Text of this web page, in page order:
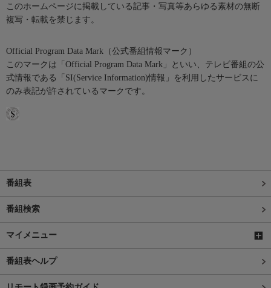
このホームページに掲載している記事・写真等あらゆる素材の無断
複写・転載を禁じます。
Official Program Data Mark（公式番組情報マーク）
このマークは「Official Program Data Mark」といい、テレビ番組の公
式情報である「SI(Service Information)情報」を利用したサービスに
のみ表記が許されているマークです。
番組表
番組検索
マイメニュー
番組表ヘルプ